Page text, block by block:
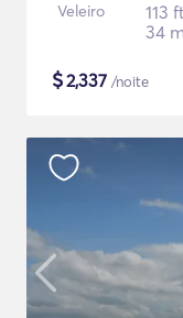
Veleiro
113
34 m
$2,337 /noite